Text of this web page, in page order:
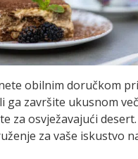
obilnim doručkom
ga završite ukusnom
za osvježavajući
za vaše iskustvo